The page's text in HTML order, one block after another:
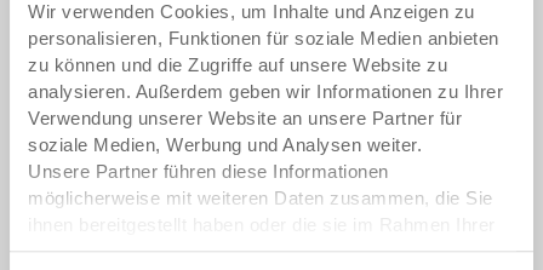
Wir verwenden Cookies, um Inhalte und Anzeigen zu
personalisieren, Funktionen für soziale Medien anbieten
zu können und die Zugriffe auf unsere Website zu
analysieren. Außerdem geben wir Informationen zu Ihrer
Verwendung unserer Website an unsere Partner für
soziale Medien, Werbung und Analysen weiter.
Unsere Partner führen diese Informationen
möglicherweise mit weiteren Daten zusammen, die Sie
Nutzung der Dienste gesammelt haben.
Artikeldaten
Bestellnummer
3-215Z-0 EL.0170
Aussenmasse:
300 x 200 x 28 mm